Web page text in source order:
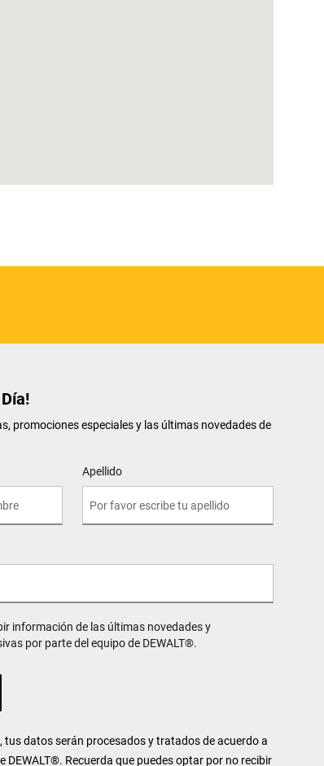
promociones especiales y las últimas novedades de
Apellido
información de las últimas novedades y
por parte del equipo de DEWALT®.
tus datos serán procesados y tratados de acuerdo a
DEWALT®. Recuerda que puedes optar por no recibir